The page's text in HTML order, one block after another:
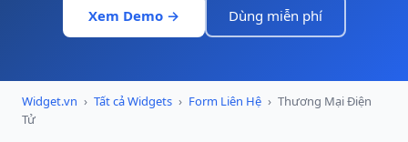
Xem Demo → Dùng miễn phí
Widget.vn › Tất cả Widgets › Form Liên Hệ › Thương Mại Điện
Tử